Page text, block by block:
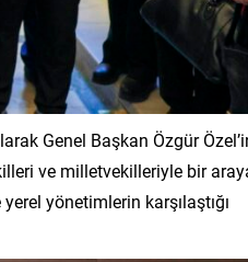
Genel Başkan Özgür
ve milletvekilleriyle bir
yönetimlerin karşılaştığı